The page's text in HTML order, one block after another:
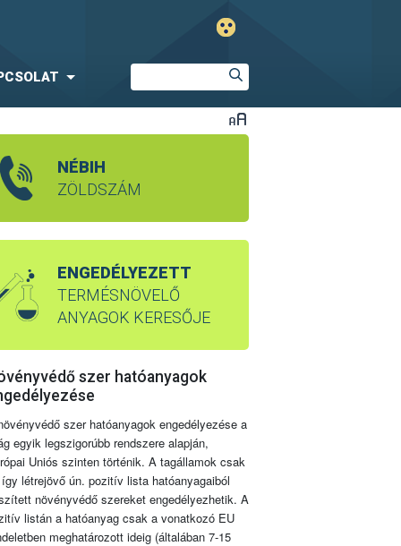
NÉBIH
ZÖLDSZÁM
ENGEDÉLYEZETT
TERMÉSNÖVELŐ
ANYAGOK KERESŐJE
szer hatóanyagok
szer hatóanyagok engedélyezése a
egyik legszigorúbb rendszere alapján,
Uniós szinten történik. A tagállamok csak
létrejövő ún. pozitív lista hatóanyagaiból
növényvédő szereket engedélyezhetik. A
listán a hatóanyag csak a vonatkozó EU
meghatározott ideig (általában 7-15